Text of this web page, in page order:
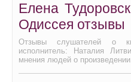
Елена
Одиссея отзывы
Отзывы слушателей о
исполнитель: Наталия
мнения людей о